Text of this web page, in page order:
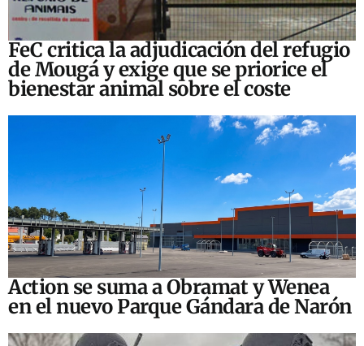
FeC critica la adjudicación del refugio
de Mougá y exige que se priorice el
bienestar animal sobre el coste
Action se suma a Obramat y Wenea
en el nuevo Parque Gándara de Narón